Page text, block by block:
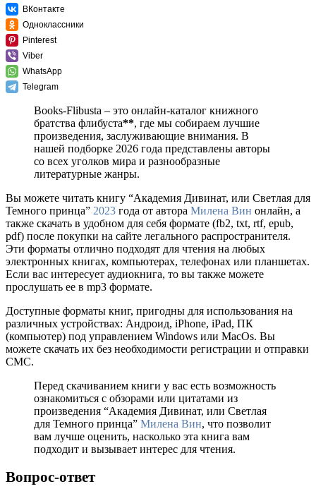
ВКонтакте
Одноклассники
Pinterest
Viber
WhatsApp
Telegram
Books-Flibusta – это онлайн-каталог книжного
братства флибуста**, где мы собираем лучшие
произведения, заслуживающие внимания. В
нашей подборке 2026 года представлены авторы
со всех уголков мира и разнообразные
литературные жанры.
Вы можете читать книгу “Академия Дивинат, или Светлая для
Темного принца” 2023 года от автора Милена Вин онлайн, а
также скачать в удобном для себя формате (fb2, txt, rtf, epub,
pdf) после покупки на сайте легального распространителя.
Эти форматы отлично подходят для чтения на любых
электронных книгах, компьютерах, телефонах или планшетах.
Если вас интересует аудиокнига, то вы также можете
прослушать ее в mp3 формате.
Доступные форматы книг, пригодны для использования на
различных устройствах: Андроид, iPhone, iPad, ПК
(компьютер) под управлением Windows или MacOs. Вы
можете скачать их без необходимости регистрации и отправки
СМС.
Перед скачиванием книги у вас есть возможность
ознакомиться с обзорами или цитатами из
произведения “Академия Дивинат, или Светлая
для Темного принца” Милена Вин, что позволит
вам лучше оценить, насколько эта книга вам
подходит и вызывает интерес для чтения.
Вопрос-ответ